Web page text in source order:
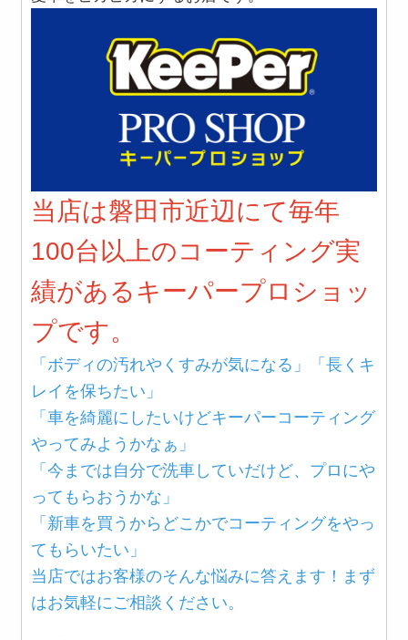
当店は磐田市近辺にて毎年
100台以上のコーティング実
績があるキーパープロショッ
プです。
「ボディの汚れやくすみが気になる」「長くキ
レイを保ちたい」
「車を綺麗にしたいけどキーパーコーティング
やってみようかなぁ」
「今までは自分で洗車していだけど、プロにや
ってもらおうかな」
「新車を買うからどこかでコーティングをやっ
てもらいたい」
当店ではお客様のそんな悩みに答えます！まず
はお気軽にご相談ください。